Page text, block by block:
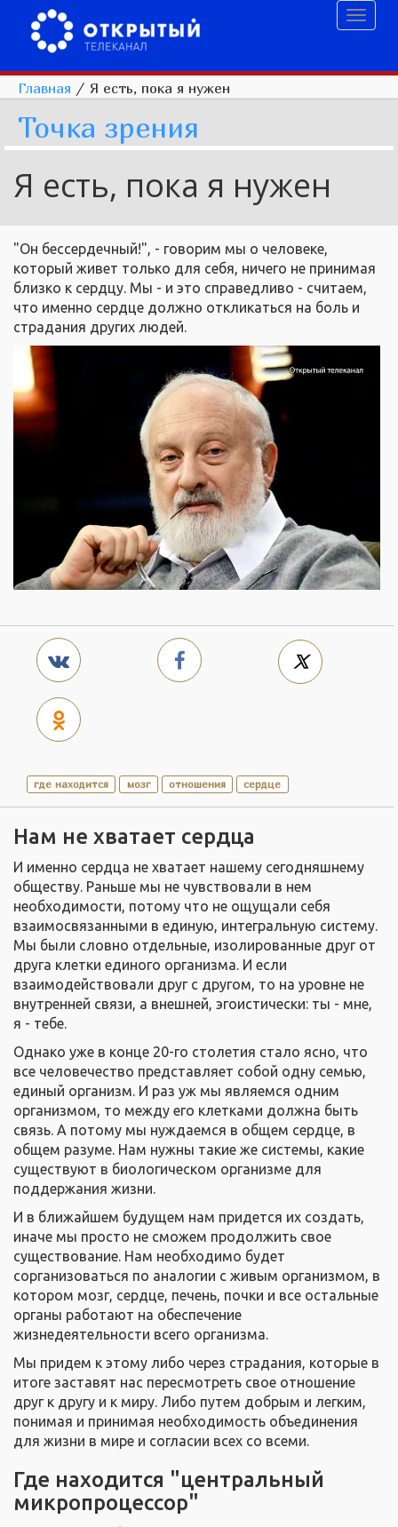
Главная / Я есть, пока я нужен
Точка зрения
Я есть, пока я нужен
"Он бессердечный!", - говорим мы о человеке,
который живет только для себя, ничего не принимая
близко к сердцу. Мы - и это справедливо - считаем,
что именно сердце должно откликаться на боль и
страдания других людей.
где находится мозг отношения сердце
Нам не хватает сердца
И именно сердца не хватает нашему сегодняшнему
обществу. Раньше мы не чувствовали в нем
необходимости, потому что не ощущали себя
взаимосвязанными в единую, интегральную систему.
Мы были словно отдельные, изолированные друг от
друга клетки единого организма. И если
взаимодействовали друг с другом, то на уровне не
внутренней связи, а внешней, эгоистически: ты - мне,
я - тебе.
Однако уже в конце 20-го столетия стало ясно, что
все человечество представляет собой одну семью,
единый организм. И раз уж мы являемся одним
организмом, то между его клетками должна быть
связь. А потому мы нуждаемся в общем сердце, в
общем разуме. Нам нужны такие же системы, какие
существуют в биологическом организме для
поддержания жизни.
И в ближайшем будущем нам придется их создать,
иначе мы просто не сможем продолжить свое
существование. Нам необходимо будет
сорганизоваться по аналогии с живым организмом, в
котором мозг, сердце, печень, почки и все остальные
органы работают на обеспечение
жизнедеятельности всего организма.
Мы придем к этому либо через страдания, которые в
итоге заставят нас пересмотреть свое отношение
друг к другу и к миру. Либо путем добрым и легким,
понимая и принимая необходимость объединения
для жизни в мире и согласии всех со всеми.
Где находится "центральный
микропроцессор"